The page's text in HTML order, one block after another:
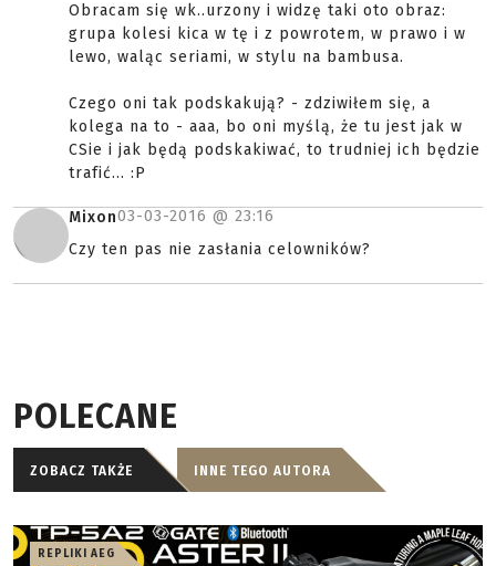
Obracam się wk..urzony i widzę taki oto obraz:
grupa kolesi kica w tę i z powrotem, w prawo i w
lewo, waląc seriami, w stylu na bambusa.
Czego oni tak podskakują? - zdziwiłem się, a
kolega na to - aaa, bo oni myślą, że tu jest jak w
CSie i jak będą podskakiwać, to trudniej ich będzie
trafić... :P
Mixon03-03-2016 @ 23:16
Czy ten pas nie zasłania celowników?
POLECANE
ZOBACZ TAKŻE INNE TEGO AUTORA
REPLIKI AEG